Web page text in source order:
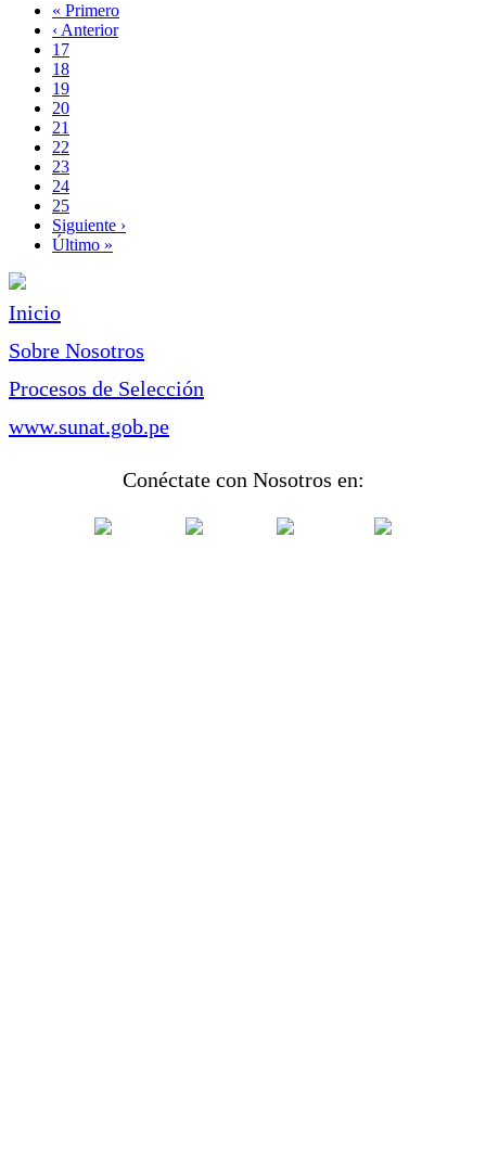
Paginación
Primera
página
« Primero
Página
anterior
‹ Anterior
Page
17
Page
18
Page
19
Page
20
Página
actual
21
Page
22
Page
23
Page
24
Page
25
Siguiente
página
Siguiente ›
Última
Último »
Inicio
Sobre Nosotros
Procesos de Selección
www.sunat.gob.pe
Conéctate con Nosotros en: